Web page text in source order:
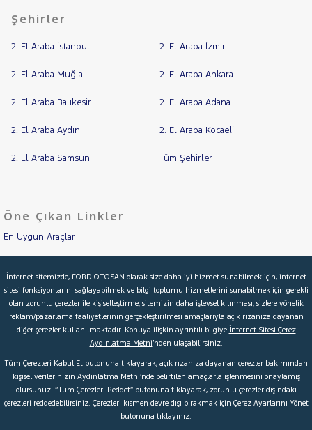
1.4 TSI
TRENDLINE
TIPTRONIC
DSG
1.6 TDI
DSG
T-
CROSS
TIGUAN
VOLVO
Şehirler
2. El Araba İstanbul 2. El Araba İzmir
2. El Araba Muğla 2. El Araba Ankara
2. El Araba Balıkesir 2. El Araba Adana
2. El Araba Aydın 2. El Araba Kocaeli
2. El Araba Samsun Tüm Şehirler
Öne Çıkan Linkler
En Uygun Araçlar
İkinci El Garanti
Kampanyalar
Kredi Hesaplama & Başvuru
© 2026 Ford Türkiye Ford Kurumsal Hakkımızda
Şartlar & Kişisel Verilerin Korunması S.S.S.
İnternet sitemizde, FORD OTOSAN olarak size daha iyi hizmet sunabilmek için, internet
sitesi fonksiyonlarını sağlayabilmek ve bilgi toplumu hizmetlerini sunabilmek için gerekli
olan zorunlu çerezler ile kişiselleştirme, sitemizin daha işlevsel kılınması, sizlere yönelik
reklam/pazarlama faaliyetlerinin gerçekleştirilmesi amaçlarıyla açık rızanıza dayanan
diğer çerezler kullanılmaktadır. Konuya ilişkin ayrıntılı bilgiye İnternet Sitesi Çerez
Aydınlatma Metni’nden ulaşabilirsiniz.
Tüm Çerezleri Kabul Et butonuna tıklayarak, açık rızanıza dayanan çerezler bakımından
kişisel verilerinizin Aydınlatma Metni’nde belirtilen amaçlarla işlenmesini onaylamış
olursunuz. “Tüm Çerezleri Reddet” butonuna tıklayarak, zorunlu çerezler dışındaki
çerezleri reddedebilirsiniz. Çerezleri kısmen devre dışı bırakmak için Çerez Ayarlarını Yönet
butonuna tıklayınız.